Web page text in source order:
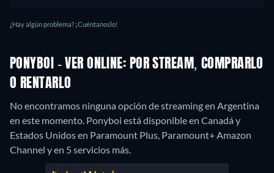
¿Hay algún problema? ¡Cuéntanoslo!
PONYBOI - VER ONLINE: POR STREAM, COMPRARLO
O RENTARLO
No encontramos ninguna opción de streaming en Argentina
en este momento. Ponyboi está disponible en Canadá y
Estados Unidos en Paramount Plus, Paramount+ Amazon
Channel y en 5 servicios más.